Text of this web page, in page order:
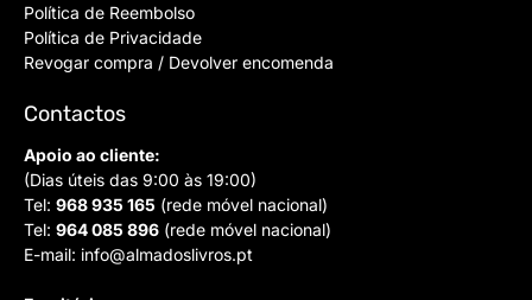
Política de Reembolso
Política de Privacidade
Revogar compra / Devolver encomenda
Contactos
Apoio ao cliente:
(Dias úteis das 9:00 às 19:00)
Tel: 968 935 165 (rede móvel nacional)
Tel: 964 085 896 (rede móvel nacional)
E-mail: info@almadoslivros.pt